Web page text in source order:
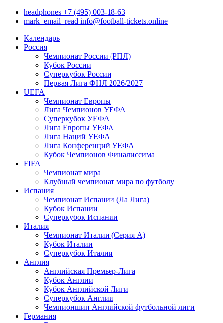
headphones +7 (495) 003-18-63
mark_email_read info@football-tickets.online
Календарь
Россия
Чемпионат России (РПЛ)
Кубок России
Суперкубок России
Первая Лига ФНЛ 2026/2027
UEFA
Чемпионат Европы
Лига Чемпионов УЕФА
Суперкубок УЕФА
Лига Европы УЕФА
Лига Наций УЕФА
Лига Конференций УЕФА
Кубок Чемпионов Финалиссима
FIFA
Чемпионат мира
Клубный чемпионат мира по футболу
Испания
Чемпионат Испании (Ла Лига)
Кубок Испании
Суперкубок Испании
Италия
Чемпионат Италии (Серия А)
Кубок Италии
Суперкубок Италии
Англия
Английская Премьер-Лига
Кубок Англии
Кубок Английской Лиги
Суперкубок Англии
Чемпионшип Английской футбольной лиги
Германия